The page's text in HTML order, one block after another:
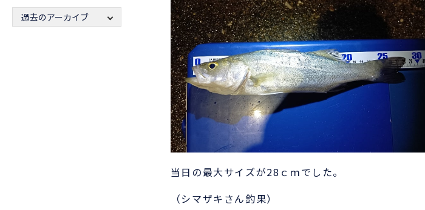
当日の最大サイズが28ｃｍでした。
（シマザキさん釣果）
過去のアーカイブ